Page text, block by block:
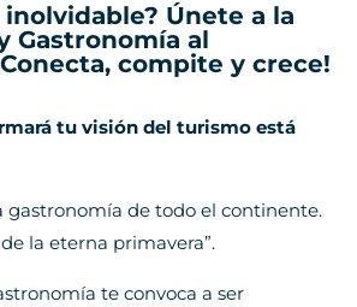
Únete a la
Gastronomía al
compite y crece!
tu visión del turismo está
gastronomía de todo el continente.
la eterna primavera”.
te convoca a ser